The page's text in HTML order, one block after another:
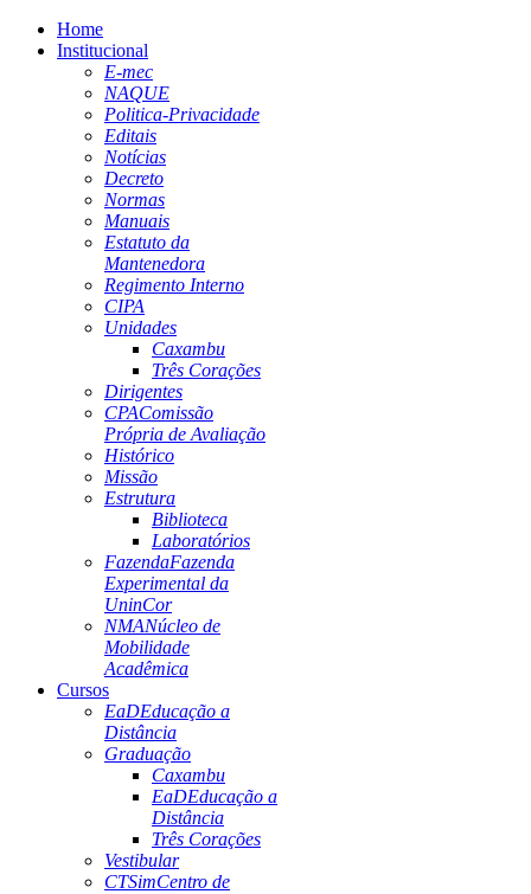
Home
Institucional
E-mec
NAQUE
Politica-Privacidade
Editais
Notícias
Decreto
Normas
Manuais
Estatuto da
Mantenedora
Regimento Interno
CIPA
Unidades
Caxambu
Três Corações
Dirigentes
CPAComissão
Própria de Avaliação
Histórico
Missão
Estrutura
Biblioteca
Laboratórios
FazendaFazenda
Experimental da
UninCor
NMANúcleo de
Mobilidade
Acadêmica
Cursos
EaDEducação a
Distância
Graduação
Caxambu
EaDEducação a
Distância
Três Corações
Vestibular
CTSimCentro de